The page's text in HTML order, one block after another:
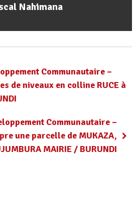
Nahimana
Communautaire –
de niveaux en colline RUCE à
Communautaire –
une parcelle de MUKAZA,
MAIRIE / BURUNDI